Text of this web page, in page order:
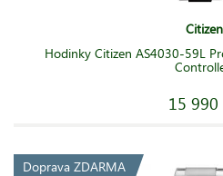
Citizen
Hodinky Citizen AS4030-59L
15 990
Doprava ZDARMA